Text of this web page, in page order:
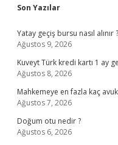
Sidebar
Son Yazılar
Yatay geçiş bursu nasıl alınır ?
Ağustos 9, 2026
Kuveyt Türk kredi kartı 1 ay
Ağustos 8, 2026
Mahkemeye en fazla kaç
Ağustos 7, 2026
Doğum otu nedir ?
Ağustos 6, 2026